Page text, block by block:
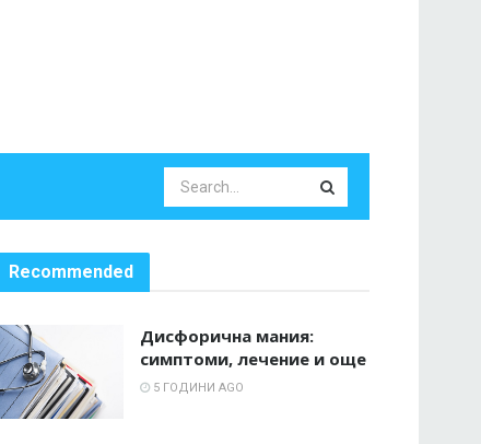
Recommended
Дисфорична мания:
симптоми, лечение и още
5 ГОДИНИ AGO